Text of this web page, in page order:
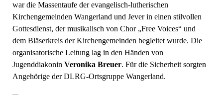
war die Massentaufe der evangelisch-lutherischen
Kirchengemeinden Wangerland und Jever in einen stilvollen
Gottesdienst, der musikalisch von Chor „Free Voices“ und
dem Bläserkreis der Kirchengemeinden begleitet wurde. Die
organisatorische Leitung lag in den Händen von
Jugenddiakonin Veronika Breuer. Für die Sicherheit sorgten
Angehörige der DLRG-Ortsgruppe Wangerland.